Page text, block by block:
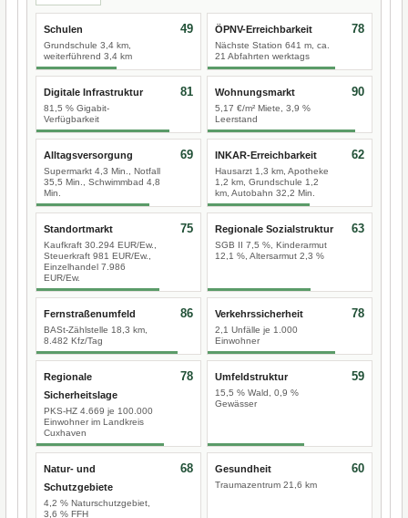
Schulen
Grundschule 3,4 km,
weiterführend 3,4 km
49 ÖPNV-Erreichbarkeit
Nächste Station 641 m, ca.
21 Abfahrten werktags
78
Digitale Infrastruktur
81,5 % Gigabit-
Verfügbarkeit
81 Wohnungsmarkt
5,17 €/m² Miete, 3,9 %
Leerstand
90
Alltagsversorgung
Supermarkt 4,3 Min., Notfall
35,5 Min., Schwimmbad 4,8
Min.
69 INKAR-Erreichbarkeit
Hausarzt 1,3 km, Apotheke
1,2 km, Grundschule 1,2
km, Autobahn 32,2 Min.
62
Standortmarkt
Kaufkraft 30.294 EUR/Ew.,
Steuerkraft 981 EUR/Ew.,
Einzelhandel 7.986
EUR/Ew.
75 Regionale Sozialstruktur
SGB II 7,5 %, Kinderarmut
12,1 %, Altersarmut 2,3 %
63
Fernstraßenumfeld
BASt-Zählstelle 18,3 km,
8.482 Kfz/Tag
86 Verkehrssicherheit
2,1 Unfälle je 1.000
Einwohner
78
Regionale
Sicherheitslage
PKS-HZ 4.669 je 100.000
Einwohner im Landkreis
Cuxhaven
78 Umfeldstruktur
15,5 % Wald, 0,9 %
Gewässer
59
Natur- und
Schutzgebiete
4,2 % Naturschutzgebiet,
3,6 % FFH
68 Gesundheit
Traumazentrum 21,6 km
60